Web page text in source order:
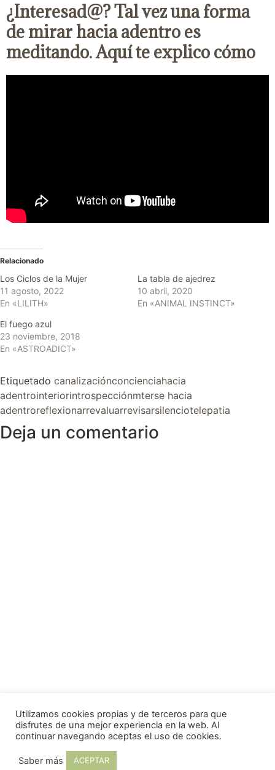
¿Interesad@? Tal vez una forma
de mirar hacia adentro es
meditando. Aquí te explico cómo
Relacionado
Los Ciclos de la Mujer
11 agosto, 2022
En «LILITH»
La tabla de ajedrez
10 abril, 2020
En «ANIMAL INSTINCT»
El fuego azul
23 noviembre, 2018
En «ASTROADICT»
Etiquetado canalizaciónconcienciahacia
adentrointeriorintrospecciónmterse hacia
adentroreflexionarrevaluarrevisarsilenciotelepatia
Deja un comentario
Utilizamos cookies propias y de terceros para que
disfrutes de una mejor experiencia en la web. Al
continuar navegando aceptas el uso de cookies.
Saber más ACEPTAR